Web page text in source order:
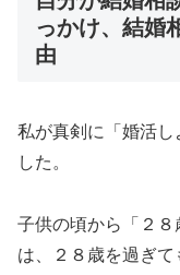
っかけ、結婚
由
私が真剣に「婚活
した。
子供の頃から「２
は、２８歳を過ぎ